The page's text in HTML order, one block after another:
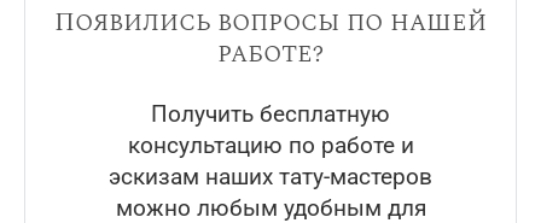
Появились вопросы по нашей
работе?
Получить бесплатную
консультацию по работе и
эскизам наших тату-мастеров
можно любым удобным для